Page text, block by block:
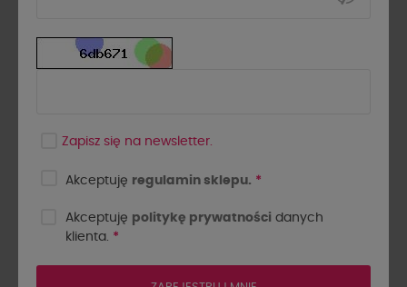
Zapisz się na newsletter.
Akceptuję regulamin sklepu. *
Akceptuję politykę prywatności danych
klienta. *